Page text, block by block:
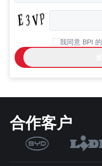
我同意 BPI 的
合作客户